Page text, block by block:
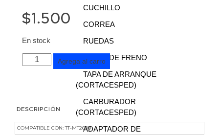
CUCHILLO
CORREA
RUEDAS
CABLE DE FRENO
TAPA DE ARRANQUE
(CORTACESPED)
CARBURADOR
(CORTACESPED)
ADAPTADOR DE
$1.500
En stock
Agrega al carro
DESCRIPCIÓN
COMPATIBLE CON: TT-MT2600